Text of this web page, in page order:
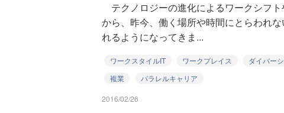
テクノロジーの進化によるワークシフ
から、昨今、働く場所や時間にとらわれ
れるようになってきま...
ワークスタイルIT ワークプレイス ダイバー
複業
パラレルキャリア
2016/02/26